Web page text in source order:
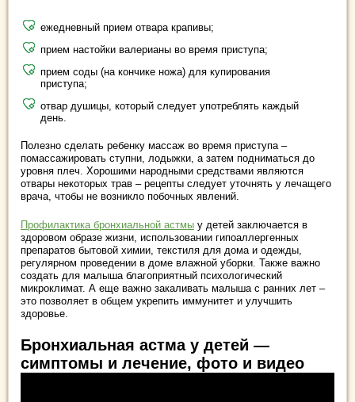
ежедневный прием отвара крапивы;
прием настойки валерианы во время приступа;
прием соды (на кончике ножа) для купирования
приступа;
отвар душицы, который следует употреблять каждый
день.
Полезно сделать ребенку массаж во время приступа –
помассажировать ступни, лодыжки, а затем подниматься до
уровня плеч. Хорошими народными средствами являются
отвары некоторых трав – рецепты следует уточнять у лечащего
врача, чтобы не возникло побочных явлений.
Профилактика бронхиальной астмы у детей заключается в
здоровом образе жизни, использовании гипоаллергенных
препаратов бытовой химии, текстиля для дома и одежды,
регулярном проведении в доме влажной уборки. Также важно
создать для малыша благоприятный психологический
микроклимат. А еще важно закаливать малыша с ранних лет –
это позволяет в общем укрепить иммунитет и улучшить
здоровье.
Бронхиальная астма у детей —
симптомы и лечение, фото и видео